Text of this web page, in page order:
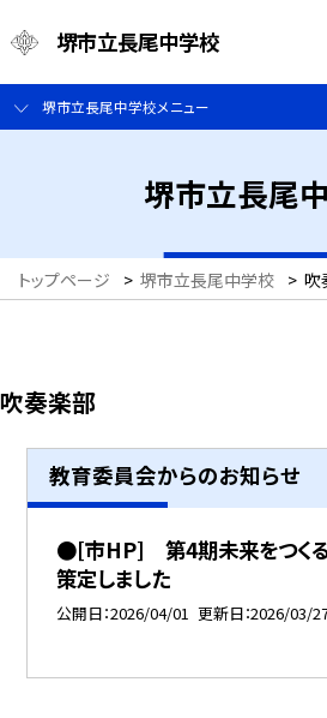
堺市立長尾中学校
堺市立長尾中学校メニュー
堺市立長尾
トップページ > 堺市立長尾中学校 > 吹
吹奏楽部
教育委員会からのお知らせ
●[市HP] 第4期未来をつくる
策定しました
公開日 2026/04/01 更新日 2026/03/